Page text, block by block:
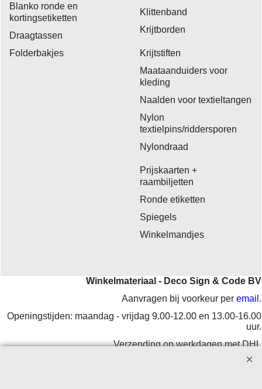
Blanko ronde en
kortingsetiketten
Draagtassen
Folderbakjes
Klittenband
Krijtborden
Krijtstiften
Maataanduiders voor
kleding
Naalden voor textieltangen
Nylon
textielpins/riddersporen
Nylondraad
Prijskaarten +
raambiljetten
Ronde etiketten
Spiegels
Winkelmandjes
Winkelmateriaal - Deco Sign & Code BV
Aanvragen bij voorkeur per email .
Openingstijden: maandag - vrijdag 9.00-12.00 en 13.00-16.00
uur.
Verzending op werkdagen met DHL